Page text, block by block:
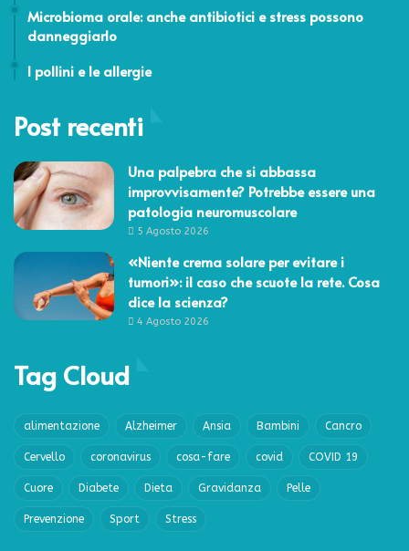
Microbioma orale: anche antibiotici e stress possono
danneggiarlo
I pollini e le allergie
Post recenti
Una palpebra che si abbassa
improvvisamente? Potrebbe essere una
patologia neuromuscolare
5 Agosto 2026
«Niente crema solare per evitare i
tumori»: il caso che scuote la rete. Cosa
dice la scienza?
4 Agosto 2026
Tag Cloud
alimentazione Alzheimer Ansia Bambini Cancro
Cervello coronavirus cosa-fare covid COVID 19
Cuore Diabete Dieta Gravidanza Pelle
Prevenzione Sport Stress